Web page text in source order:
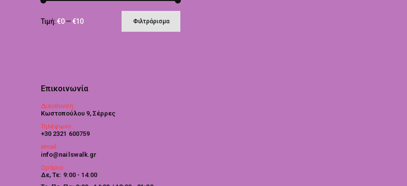
Φιλτράρισμα
Τιμή:€0—€10
Επικοινωνία
Διεύθυνση:
Κωστοπούλου 9, Σέρρες
Τηλέφωνο:
+30 2321 600759
email:
info@nailswalk.gr
Ωράριο:
Δε, Τε: 9:00 - 14:00